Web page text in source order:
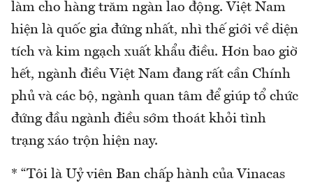
làm cho hàng trăm ngàn lao động. Việt Nam
hiện là quốc gia đứng nhất, nhì thế giới về diện
tích và kim ngạch xuất khẩu điều. Hơn bao giờ
hết, ngành điều Việt Nam đang rất cần Chính
phủ và các bộ, ngành quan tâm để giúp tổ chức
đứng đầu ngành điều sớm thoát khỏi tình
trạng xáo trộn hiện nay.
* “Tôi là Uỷ viên Ban chấp hành của Vinacas